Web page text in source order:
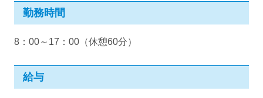
勤務時間
8：00～17：00（休憩60分）
給与